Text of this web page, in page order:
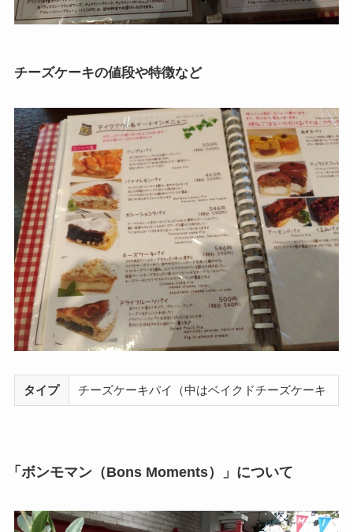
チーズケーキの値段や特徴など
タイプ チーズケーキパイ（中はベイクドチーズケーキ
「ボンモマン（Bons Moments）」について